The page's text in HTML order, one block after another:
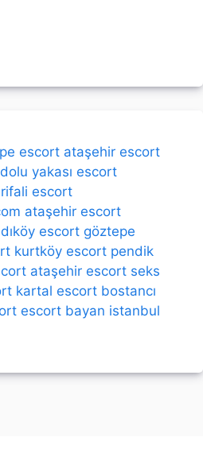
escort ataşehir escort
yakası escort
escort
ataşehir escort
escort göztepe
kurtköy escort pendik
ataşehir escort seks
kartal escort bostancı
escort bayan istanbul